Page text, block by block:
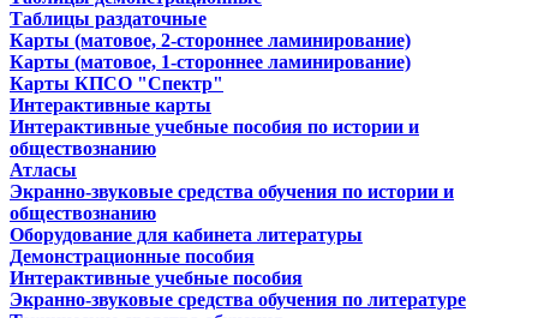
Таблицы раздаточные
Карты (матовое, 2-стороннее ламинирование)
Карты (матовое, 1-стороннее ламинирование)
Карты КПСО "Спектр"
Интерактивные карты
Интерактивные учебные пособия по истории и
обществознанию
Атласы
Экранно-звуковые средства обучения по истории и
обществознанию
Оборудование для кабинета литературы
Демонстрационные пособия
Интерактивные учебные пособия
Экранно-звуковые средства обучения по литературе